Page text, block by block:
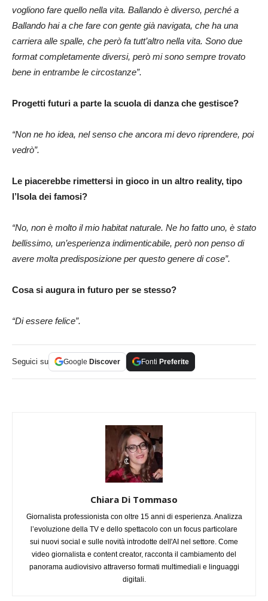
vogliono fare quello nella vita. Ballando è diverso, perché a
Ballando hai a che fare con gente già navigata, che ha una
carriera alle spalle, che però fa tutt’altro nella vita. Sono due
format completamente diversi, però mi sono sempre trovato
bene in entrambe le circostanze”.
Progetti futuri a parte la scuola di danza che gestisce?
“Non ne ho idea, nel senso che ancora mi devo riprendere, poi
vedrò”.
Le piacerebbe rimettersi in gioco in un altro reality, tipo
l’Isola dei famosi?
“No, non è molto il mio habitat naturale. Ne ho fatto uno, è stato
bellissimo, un’esperienza indimenticabile, però non penso di
avere molta predisposizione per questo genere di cose”.
Cosa si augura in futuro per se stesso?
“Di essere felice”.
Seguici su Google Discover Fonti Preferite
Chiara Di Tommaso
Giornalista professionista con oltre 15 anni di esperienza. Analizza
l’evoluzione della TV e dello spettacolo con un focus particolare
sui nuovi social e sulle novità introdotte dell'AI nel settore. Come
video giornalista e content creator, racconta il cambiamento del
panorama audiovisivo attraverso formati multimediali e linguaggi
digitali.